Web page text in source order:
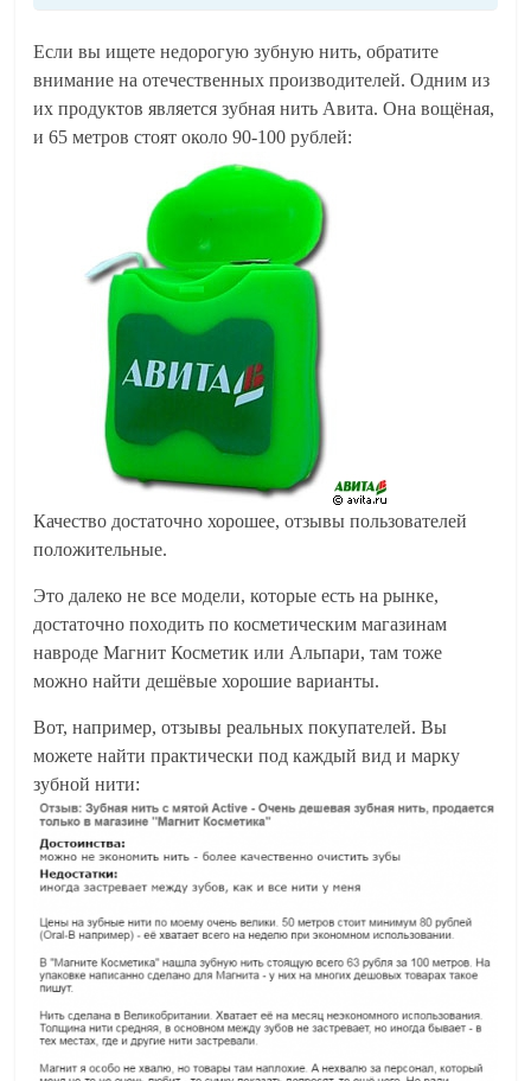
Если вы ищете недорогую зубную нить, обратите
внимание на отечественных производителей. Одним из
их продуктов является зубная нить Авита. Она вощёная,
и 65 метров стоят около 90-100 рублей:
Качество достаточно хорошее, отзывы пользователей
положительные.
Это далеко не все модели, которые есть на рынке,
достаточно походить по косметическим магазинам
навроде Магнит Косметик или Альпари, там тоже
можно найти дешёвые хорошие варианты.
Вот, например, отзывы реальных покупателей. Вы
можете найти практически под каждый вид и марку
зубной нити: